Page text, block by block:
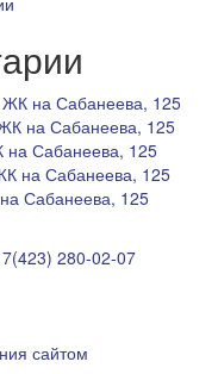
ЖК на Сабанеева, 125
на Сабанеева, 125
Сабанеева, 125
на Сабанеева, 125
Сабанеева, 125
7(423) 280-02-07
сайтом